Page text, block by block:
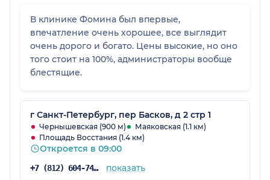
В клинике Фомина был впервые,
впечатление очень хорошее, все выглядит
очень дорого и богато. Цены высокие, но оно
того стоит на 100%, администраторы вообще
блестящие.
г Санкт-Петербург, пер Басков, д 2 стр 1
Чернышевская (900 м)
Маяковская (1.1 км)
Площадь Восстания (1.4 км)
Откроется в 09:00
+7 (812) 604-74-83 показать